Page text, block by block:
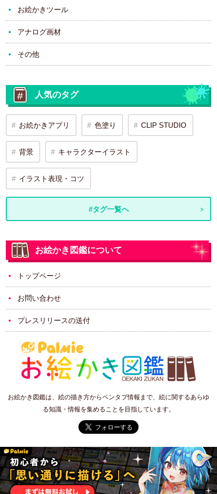
お絵かきツール
アナログ画材
その他
人気のタグ
お絵かきアプリ 色塗り CLIP STUDIO
背景 キャラクターイラスト
イラスト表現・コツ
#タグ一覧へ
お絵かき図鑑について
トップページ
お問い合わせ
プレスリリースの送付
お絵かき図鑑は、絵の描き方からペンタブ情報まで、絵に関するあらゆ
る知識・情報を集めることを目指しています。